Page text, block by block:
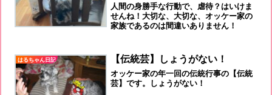
人間の身勝手な行動で、虐待？はいけま
せんね！大切な、大切な、オッケー家の
家族であるのは間違いありません！
はるちゃん日記 【伝統芸】しょうがない！
オッケー家の年一回の伝統行事の【伝統
芸】です。しょうがない！